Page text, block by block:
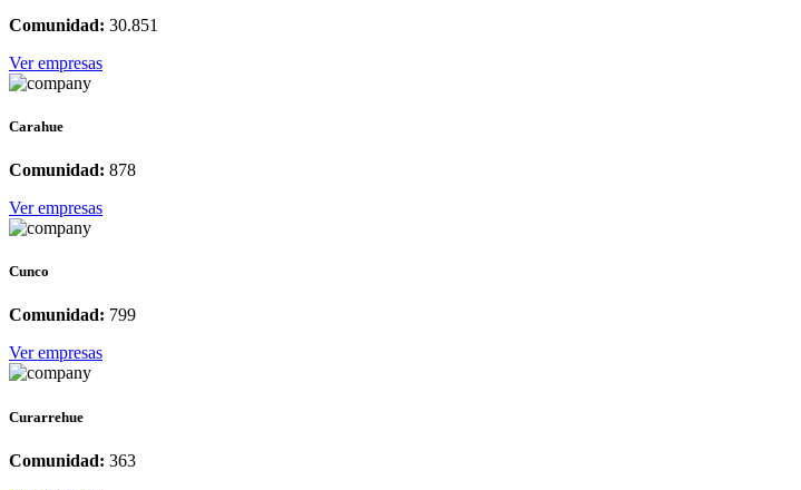
Comunidad: 30.851
Ver empresas
Carahue
Comunidad: 878
Ver empresas
Cunco
Comunidad: 799
Ver empresas
Curarrehue
Comunidad: 363